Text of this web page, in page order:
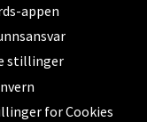
appen
stillinger
for Cookies